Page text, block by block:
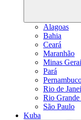
Alagoas
Bahia
Ceará
Maranhão
Minas
Pará
Rio de
Rio
São Paulo
Kuba